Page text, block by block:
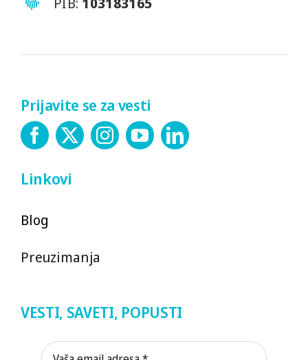
Prijavite se za vesti
Linkovi
Blog
Preuzimanja
VESTI, SAVETI, POPUSTI